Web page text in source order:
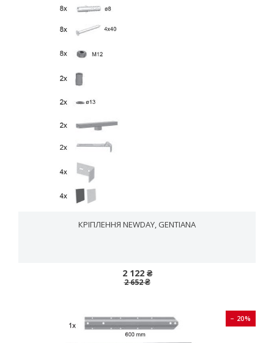
КРІПЛЕННЯ NEWDAY, GENTIANA
2 122 ₴
2 652 ₴
− 20%